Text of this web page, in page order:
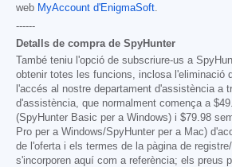
web MyAccount d'EnigmaSoft
------
Detalls de compra de SpyHunter
També teniu l'opció de subscriure-us a
obtenir totes les funcions, inclosa l'eliminació
l'accés al nostre departament d'assistència a
d'assistència, que normalment comença a
(SpyHunter Basic per a Windows) i $79.98
Pro per a Windows/SpyHunter per a Mac)
de l'oferta i els termes de la pàgina de
s'incorporen aquí com a referència; els preus